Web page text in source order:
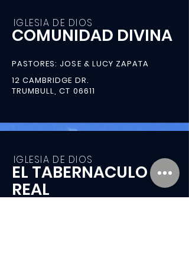
IGLESIA DE DIOS
COMUNIDAD DIVINA
PASTORES: JOSE & LUCY ZAPATA
12 CAMBRIDGE DR.
TRUMBULL, CT 06611
IGLESIA DE DIOS
EL TABERNACULO
REAL